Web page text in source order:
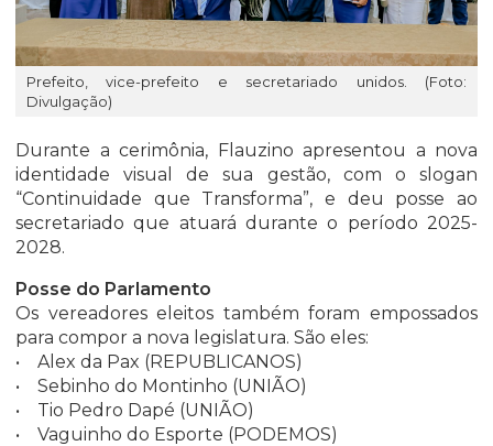
Prefeito, vice-prefeito e secretariado unidos. (Foto:
Divulgação)
Durante a cerimônia, Flauzino apresentou a nova
identidade visual de sua gestão, com o slogan
“Continuidade que Transforma”, e deu posse ao
secretariado que atuará durante o período 2025-
2028.
Posse do Parlamento
Os vereadores eleitos também foram empossados
para compor a nova legislatura. São eles:
• Alex da Pax (REPUBLICANOS)
• Sebinho do Montinho (UNIÃO)
• Tio Pedro Dapé (UNIÃO)
• Vaguinho do Esporte (PODEMOS)